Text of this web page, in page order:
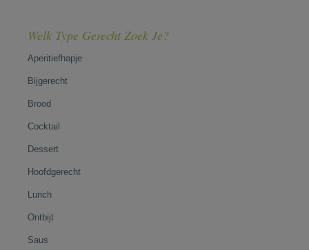
Welk Type Gerecht Zoek Je?
Aperitiefhapje
Bijgerecht
Brood
Cocktail
Dessert
Hoofdgerecht
Lunch
Ontbijt
Saus